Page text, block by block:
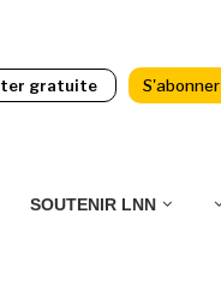
gratuite S'abonner
SOUTENIR LNN